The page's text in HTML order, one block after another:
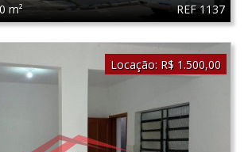
REF 1137
m²
Locação: R$ 1.500,00